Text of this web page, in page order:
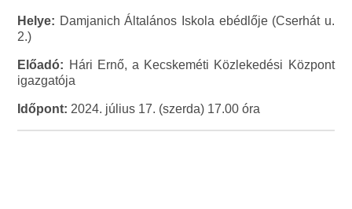
Helye: Damjanich Általános Iskola ebédlője (Cserhát u.
2.)
Előadó: Hári Ernő, a Kecskeméti Közlekedési Központ
igazgatója
Időpont: 2024. július 17. (szerda) 17.00 óra